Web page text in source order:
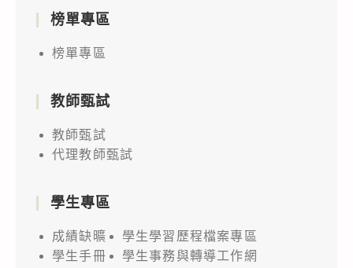
榜單專區
榜單專區
教師甄試
教師甄試
代理教師甄試
學生專區
成績缺曠
學生學習歷程檔案專區
學生手冊
學生事務與轉導工作網